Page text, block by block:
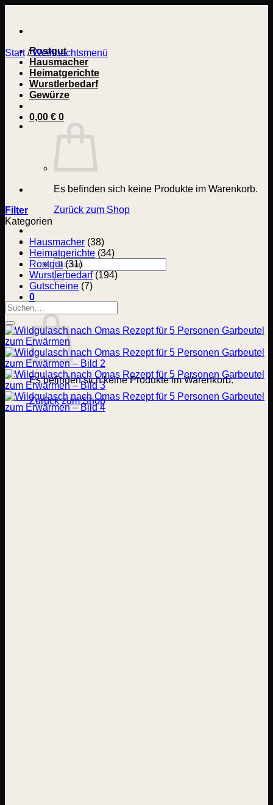
springen
Rostgut
Hausmacher
Heimatgerichte
Wurstlerbedarf
Gewürze
0,00 € 0
Es befinden sich keine Produkte im Warenkorb.
Zurück zum Shop
Suchen
nach:
0
Warenkorb
Es befinden sich keine Produkte im Warenkorb.
Zurück zum Shop
Start / Weihnachtsmenü
Filter
Kategorien
Hausmacher (38)
Heimatgerichte (34)
Rostgut (31)
Wurstlerbedarf (194)
Gutscheine (7)
Suchen
nach: